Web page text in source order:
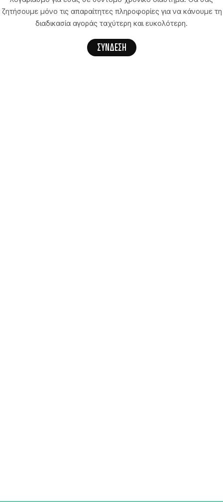
ζητήσουμε μόνο τις απαραίτητες πληροφορίες για να κάνουμε τη
διαδικασία αγοράς ταχύτερη και ευκολότερη.
ΣΎΝΔΕΣΗ